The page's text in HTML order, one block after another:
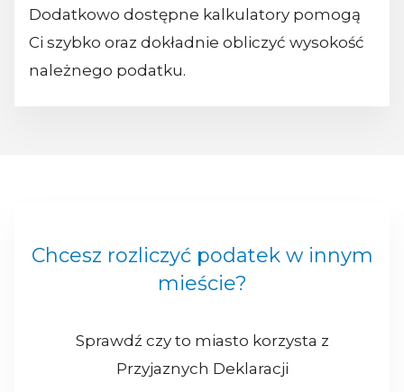
Dodatkowo dostępne kalkulatory pomogą
Ci szybko oraz dokładnie obliczyć wysokość
należnego podatku.
Chcesz rozliczyć podatek w innym
mieście?
Sprawdź czy to miasto korzysta z
Przyjaznych Deklaracji